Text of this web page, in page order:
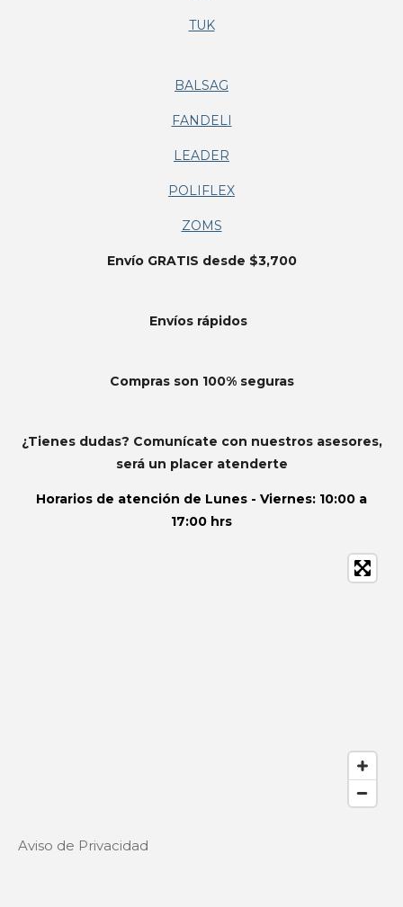
TUK
BALSAG
FANDELI
LEADER
POLIFLEX
ZOMS
Envío GRATIS desde $3,700
Envíos rápidos
Compras son 100% seguras
¿Tienes dudas? Comunícate con nuestros asesores,
será un placer atenderte
Horarios de atención de Lunes - Viernes: 10:00 a
17:00 hrs
Aviso de Privacidad